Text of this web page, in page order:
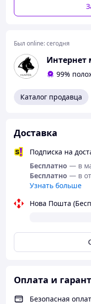
Был online:сегодня
Интернет
99%
Каталог продавца
Доставка
Подписка на
Бесплатно — в
Бесплатно — в
Узнать больше
Нова Пошта
Оплата и
Безопасная